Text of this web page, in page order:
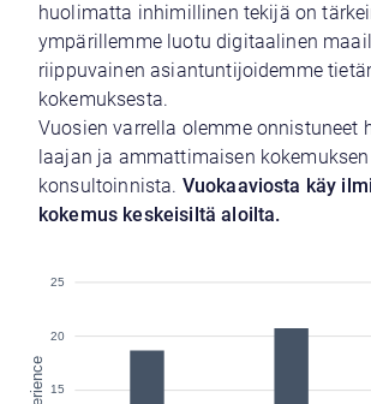
huolimatta inhimillinen tekijä on
ympärillemme luotu digitaalinen
riippuvainen asiantuntijoidemme
kokemuksesta.
Vuosien varrella olemme onnistuneet
laajan ja ammattimaisen kokemuksen
konsultoinnista. Vuokaaviosta käy
kokemus keskeisiltä aloilta.